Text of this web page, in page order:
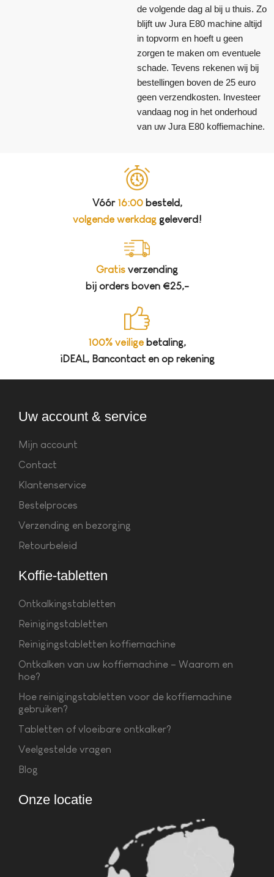
de volgende dag al bij u thuis. Zo
blijft uw Jura E80 machine altijd
in topvorm en hoeft u geen
zorgen te maken om eventuele
schade. Tevens rekenen wij bij
bestellingen boven de 25 euro
geen verzendkosten. Investeer
vandaag nog in het onderhoud
van uw Jura E80 koffiemachine.
Vóór 16:00besteld,
volgende werkdaggeleverd!
Gratis verzending
bij orders boven €25,-
100% veiligebetaling,
iDEAL, Bancontact en op rekening
Uw account & service
Mijn account
Contact
Klantenservice
Bestelproces
Verzending en bezorging
Retourbeleid
Koffie-tabletten
Ontkalkingstabletten
Reinigingstabletten
Reinigingstabletten koffiemachine
Ontkalken van uw koffiemachine – Waarom en
hoe?
Hoe reinigingstabletten voor de koffiemachine
gebruiken?
Tabletten of vloeibare ontkalker?
Veelgestelde vragen
Blog
Onze locatie